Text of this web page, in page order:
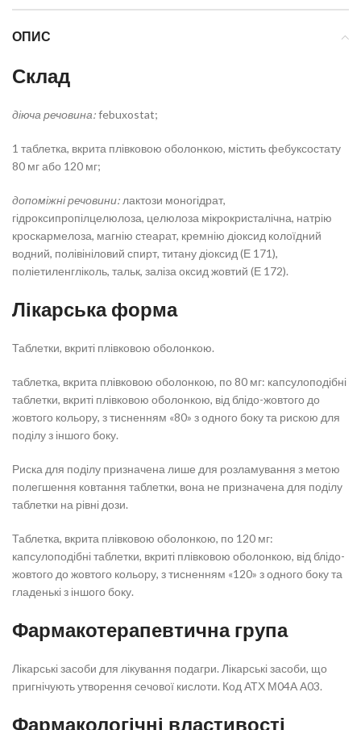
ОПИС
Склад
діюча речовина:febuxostat;
1 таблетка, вкрита плівковою оболонкою, містить фебуксостату
80 мг або 120 мг;
допоміжні речовини: лактози моногідрат,
гідроксипропілцелюлоза, целюлоза мікрокристалічна, натрію
кроскармелоза, магнію стеарат, кремнію діоксид колоїдний
водний, полівініловий спирт, титану діоксид (Е 171),
поліетиленгліколь, тальк, заліза оксид жовтий (Е 172).
Лікарська форма
Таблетки, вкриті плівковою оболонкою.
таблетка, вкрита плівковою оболонкою, по 80 мг: капсулоподібні
таблетки, вкриті плівковою оболонкою, від блідо-жовтого до
жовтого кольору, з тисненням «80» з одного боку та рискою для
поділу з іншого боку.
Риска для поділу призначена лише для розламування з метою
полегшення ковтання таблетки, вона не призначена для поділу
таблетки на рівні дози.
Таблетка, вкрита плівковою оболонкою, по 120 мг:
капсулоподібні таблетки, вкриті плівковою оболонкою, від блідо-
жовтого до жовтого кольору, з тисненням «120» з одного боку та
гладенькі з іншого боку.
Фармакотерапевтична група
Лікарські засоби для лікування подагри. Лікарські засоби, що
пригнічують утворення сечової кислоти. Код АТХ М04А А03.